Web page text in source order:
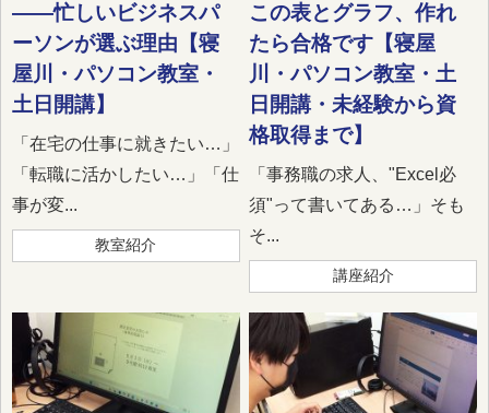
——忙しいビジネスパ
ーソンが選ぶ理由【寝
屋川・パソコン教室・
土日開講】
「在宅の仕事に就きたい…」
「転職に活かしたい…」「仕
事が変...
教室紹介
この表とグラフ、作れ
たら合格です【寝屋
川・パソコン教室・土
日開講・未経験から資
格取得まで】
「事務職の求人、"Excel必
須"って書いてある…」そも
そ...
講座紹介